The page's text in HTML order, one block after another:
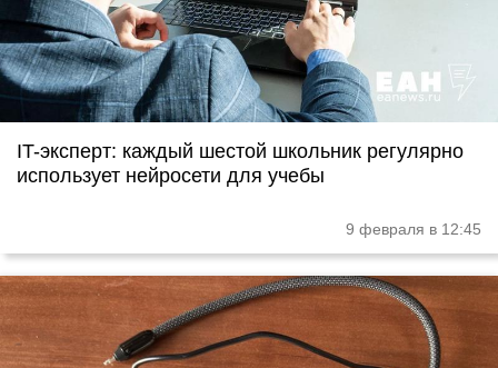
IT-эксперт: каждый шестой школьник регулярно
использует нейросети для учебы
9 февраля в 12:45